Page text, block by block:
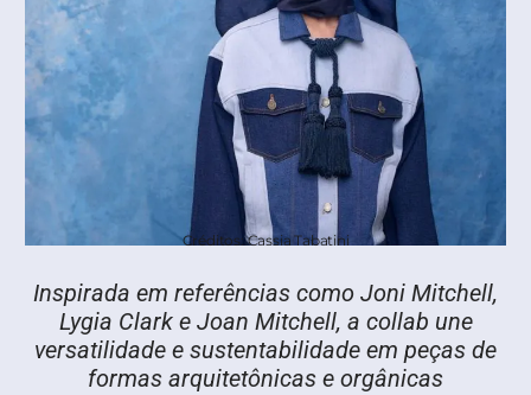
Créditos: Cassia Tabatini
Inspirada em referências como Joni Mitchell,
Lygia Clark e Joan Mitchell, a collab une
versatilidade e sustentabilidade em peças de
formas arquitetônicas e orgânicas